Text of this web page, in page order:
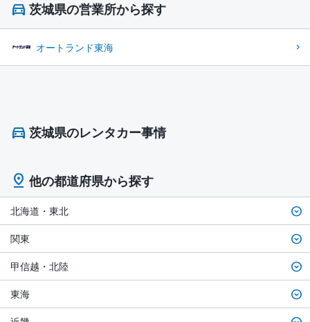
茨城県の営業所から探す
オートランド東海
茨城県のレンタカー事情
他の都道府県から探す
北海道・東北
関東
甲信越・北陸
東海